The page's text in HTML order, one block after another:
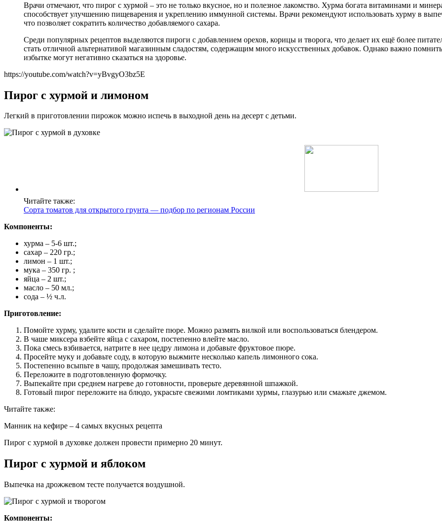
Врачи отмечают, что пирог с хурмой – это не только вкусное, но и полезное лакомство. Хурма богата витаминами и
способствует улучшению пищеварения и укреплению иммунной системы. Врачи рекомендуют использовать хурму в
что позволяет сократить количество добавляемого сахара.
Среди популярных рецептов выделяются пироги с добавлением орехов, корицы и творога, что делает их ещё более
стать отличной альтернативой магазинным сладостям, содержащим много искусственных добавок. Однако важно
избытке могут негативно сказаться на здоровье.
https://youtube.com/watch?v=yBvgyO3bz5E
Пирог с хурмой и лимоном
Легкий в приготовлении пирожок можно испечь в выходной день на десерт с детьми.
Читайте также:
Сорта томатов для открытого грунта — подбор по регионам России
Компоненты:
хурма – 5-6 шт.;
сахар – 220 гр.;
лимон – 1 шт.;
мука – 350 гр. ;
яйца – 2 шт.;
масло – 50 мл.;
сода – ½ ч.л.
Приготовление:
Помойте хурму, удалите кости и сделайте пюре. Можно размять вилкой или воспользоваться блендером.
В чаше миксера взбейте яйца с сахаром, постепенно влейте масло.
Пока смесь взбивается, натрите в нее цедру лимона и добавьте фруктовое пюре.
Просейте муку и добавьте соду, в которую выжмите несколько капель лимонного сока.
Постепенно всыпьте в чашу, продолжая замешивать тесто.
Переложите в подготовленную формочку.
Выпекайте при среднем нагреве до готовности, проверьте деревянной шпажкой.
Готовый пирог переложите на блюдо, украсьте свежими ломтиками хурмы, глазурью или смажьте джемом.
Читайте также:
Манник на кефире – 4 самых вкусных рецепта
Пирог с хурмой в духовке должен провести примерно 20 минут.
Пирог с хурмой и яблоком
Выпечка на дрожжевом тесте получается воздушной.
Компоненты: